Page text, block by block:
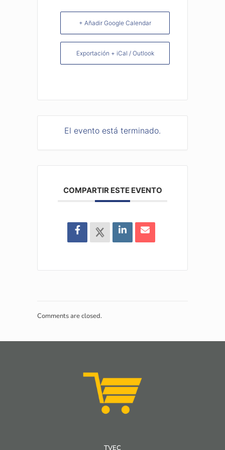
+ Añadir Google Calendar
Exportación + iCal / Outlook
El evento está terminado.
COMPARTIR ESTE EVENTO
Comments are closed.
TVEC